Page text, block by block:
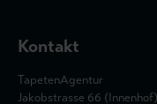
Kontakt
TapetenAgentur
Jakobstrasse 66